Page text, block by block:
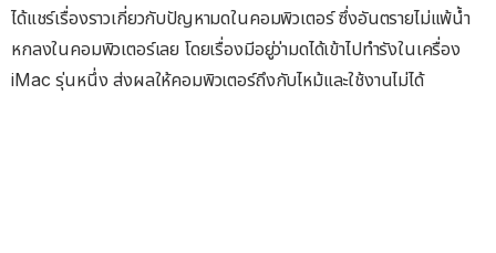
ได้แชร์เรื่องราวเกี่ยวกับปัญหามดในคอมพิวเตอร์ ซึ่งอันตรายไม่แพ้น้ำ
หกลงในคอมพิวเตอร์เลย โดยเรื่องมีอยู่ว่ามดได้เข้าไปทำรังในเครื่อง
iMac รุ่นหนึ่ง ส่งผลให้คอมพิวเตอร์ถึงกับไหม้และใช้งานไม่ได้